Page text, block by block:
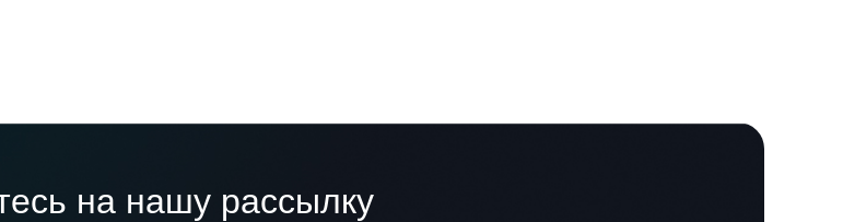
на нашу рассылку